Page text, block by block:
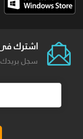
اشترك فى
سجل بريدك